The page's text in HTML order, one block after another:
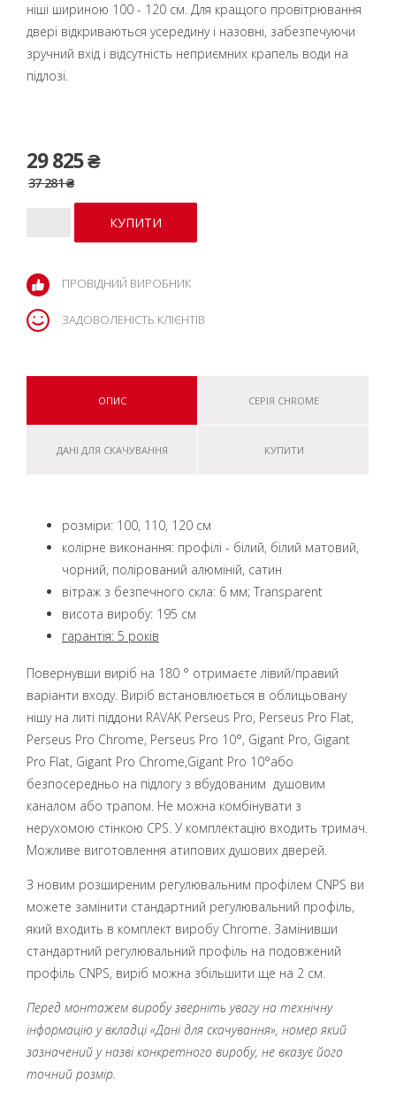
ніші шириною 100 - 120 см. Для кращого провітрювання
двері відкриваються усередину і назовні, забезпечуючи
зручний вхід і відсутність неприємних крапель води на
підлозі.
29 825 ₴
37 281 ₴
ПРОВІДНИЙ ВИРОБНИК
ЗАДОВОЛЕНІСТЬ КЛІЄНТІВ
ОПИС СЕРІЯ CHROME
ДАНІ ДЛЯ СКАЧУВАННЯ КУПИТИ
розміри: 100, 110, 120 см
колірне виконання: профілі - білий, білий матовий,
чорний, полірований алюміній, сатин
вітраж з безпечного скла: 6 мм; Transparent
висота виробу: 195 см
гарантія: 5 років
Повернувши виріб на 180 ° отримаєте лівий/правий
варіанти входу. Виріб встановлюється в облицьовану
нішу на литі піддони RAVAK Perseus Pro, Perseus Pro Flat,
Perseus Pro Chrome, Perseus Pro 10°, Gigant Pro, Gigant
Pro Flat, Gigant Pro Chrome,Gigant Pro 10°або
безпосередньо на підлогу з вбудованим душовим
каналом або трапом. Не можна комбінувати з
нерухомою стінкою CPS. У комплектацію входить тримач.
Можливе виготовлення атипових душових дверей.
З новим розширеним регулювальним профілем CNPS ви
можете замінити стандартний регулювальний профіль,
який входить в комплект виробу Chrome. Замінивши
стандартний регулювальний профіль на подовжений
профіль CNPS, виріб можна збільшити ще на 2 см.
Перед монтажем виробу зверніть увагу на технічну
інформацію у вкладці «Дані для скачування», номер який
зазначений у назві конкретного виробу, не вказує його
точний розмір.